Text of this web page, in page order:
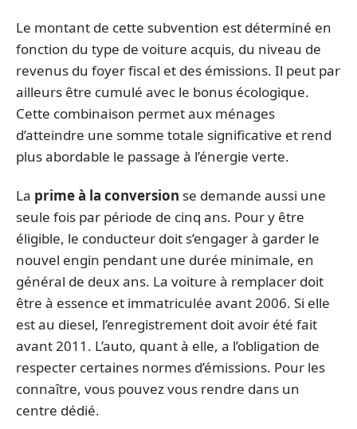
Le montant de cette subvention est déterminé en
fonction du type de voiture acquis, du niveau de
revenus du foyer fiscal et des émissions. Il peut par
ailleurs être cumulé avec le bonus écologique.
Cette combinaison permet aux ménages
d’atteindre une somme totale significative et rend
plus abordable le passage à l’énergie verte.
La prime à la conversion se demande aussi une
seule fois par période de cinq ans. Pour y être
éligible, le conducteur doit s’engager à garder le
nouvel engin pendant une durée minimale, en
général de deux ans. La voiture à remplacer doit
être à essence et immatriculée avant 2006. Si elle
est au diesel, l’enregistrement doit avoir été fait
avant 2011. L’auto, quant à elle, a l’obligation de
respecter certaines normes d’émissions. Pour les
connaître, vous pouvez vous rendre dans un
centre dédié.